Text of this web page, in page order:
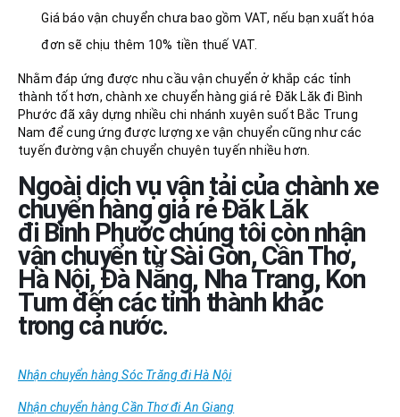
Giá báo vận chuyển chưa bao gồm VAT, nếu bạn xuất hóa
đơn sẽ chịu thêm 10% tiền thuế VAT.
Nhằm đáp ứng được nhu cầu vận chuyển ở khắp các tỉnh
thành tốt hơn, chành xe chuyển hàng giá rẻ Đăk Lăk đi Bình
Phước đã xây dựng nhiều chi nhánh xuyên suốt Bắc Trung
Nam để cung ứng được lượng xe vận chuyển cũng như các
tuyến đường vận chuyển chuyên tuyến nhiều hơn.
Ngoài dịch vụ vận tải của chành xe
chuyển hàng giá rẻ Đăk Lăk
đi Bình Phướcchúng tôi còn nhận
vận chuyển từ Sài Gòn, Cần Thơ,
Hà Nội, Đà Nẵng, Nha Trang, Kon
Tum đến các tỉnh thành khác
trong cả nước.
Nhận chuyển hàng Sóc Trăng đi Hà Nội
Nhận chuyển hàng Cần Thơ đi An Giang